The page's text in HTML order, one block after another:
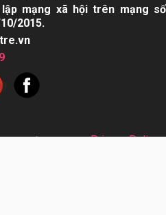
mạng xã hội trên mạng số
2015.
Privacy Policy